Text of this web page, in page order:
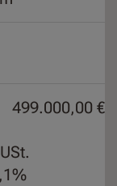
499.000,00 €